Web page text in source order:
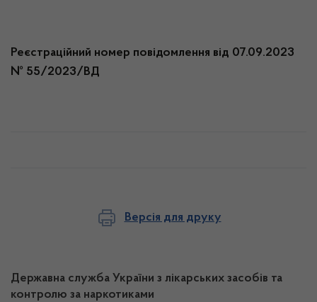
Реєстраційний номер повідомлення від 07.09.2023
№ 55/2023/ВД
Версія для друку
Державна служба України з лікарських засобів та
контролю за наркотиками